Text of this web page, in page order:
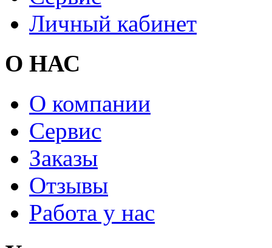
Личный кабинет
О НАС
О компании
Сервис
Заказы
Отзывы
Работа у нас